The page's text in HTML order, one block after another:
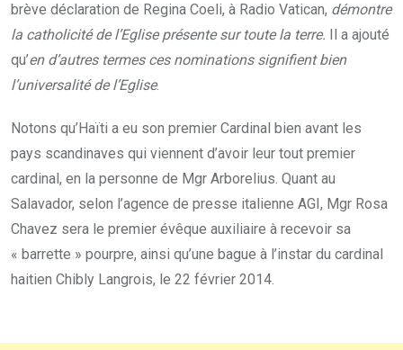
brève déclaration de Regina Coeli, à Radio Vatican, démontre
la catholicité de l’Eglise présente sur toute la terre.
Il a ajouté
qu’en d’autres termes ces nominations signifient bien
l’universalité de l’Eglise.
Notons qu’Haïti a eu son premier Cardinal bien avant les
pays scandinaves qui viennent d’avoir leur tout premier
cardinal, en la personne de Mgr Arborelius. Quant au
Salavador, selon l’agence de presse italienne AGI, Mgr Rosa
Chavez sera le premier évêque auxiliaire à recevoir sa
« barrette » pourpre, ainsi qu’une bague à l’instar du cardinal
haitien Chibly Langrois, le 22 février 2014.